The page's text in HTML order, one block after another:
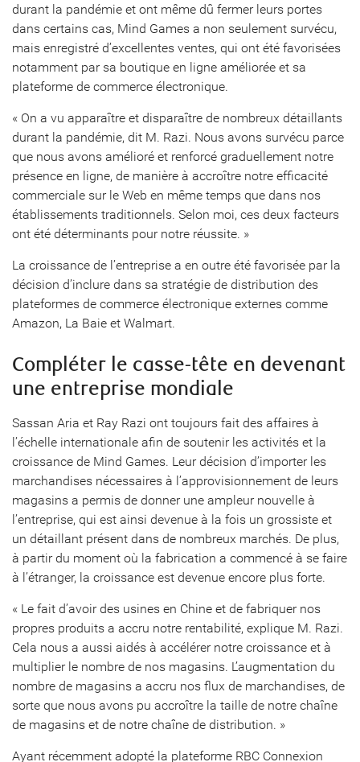
durant la pandémie et ont même dû fermer leurs portes
dans certains cas, Mind Games a non seulement survécu,
mais enregistré d’excellentes ventes, qui ont été favorisées
notamment par sa boutique en ligne améliorée et sa
plateforme de commerce électronique.
« On a vu apparaître et disparaître de nombreux détaillants
durant la pandémie, dit M. Razi. Nous avons survécu parce
que nous avons amélioré et renforcé graduellement notre
présence en ligne, de manière à accroître notre efficacité
commerciale sur le Web en même temps que dans nos
établissements traditionnels. Selon moi, ces deux facteurs
ont été déterminants pour notre réussite. »
La croissance de l’entreprise a en outre été favorisée par la
décision d’inclure dans sa stratégie de distribution des
plateformes de commerce électronique externes comme
Amazon, La Baie et Walmart.
Compléter le casse-tête en devenant
une entreprise mondiale
Sassan Aria et Ray Razi ont toujours fait des affaires à
l’échelle internationale afin de soutenir les activités et la
croissance de Mind Games. Leur décision d’importer les
marchandises nécessaires à l’approvisionnement de leurs
magasins a permis de donner une ampleur nouvelle à
l’entreprise, qui est ainsi devenue à la fois un grossiste et
un détaillant présent dans de nombreux marchés. De plus,
à partir du moment où la fabrication a commencé à se faire
à l’étranger, la croissance est devenue encore plus forte.
« Le fait d’avoir des usines en Chine et de fabriquer nos
propres produits a accru notre rentabilité, explique M. Razi.
Cela nous a aussi aidés à accélérer notre croissance et à
multiplier le nombre de nos magasins. L’augmentation du
nombre de magasins a accru nos flux de marchandises, de
sorte que nous avons pu accroître la taille de notre chaîne
de magasins et de notre chaîne de distribution. »
Ayant récemment adopté la plateforme RBC Connexion